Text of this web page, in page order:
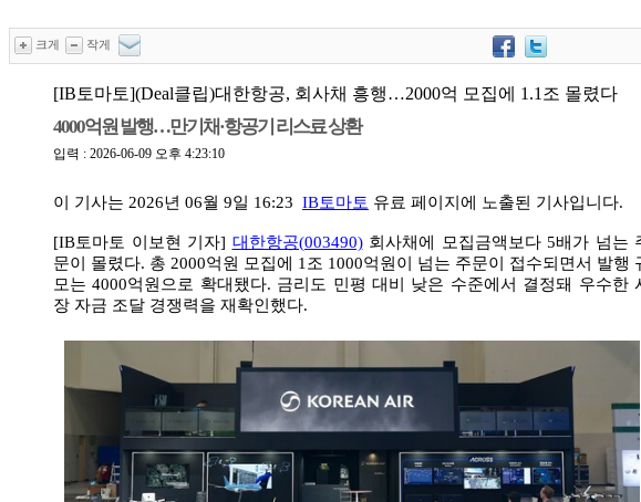
크게 작게
[IB토마토](Deal클립)대한항공, 회사채 흥행…2000억 모집에 1.1조 몰렸다
4000억원 발행…만기채·항공기 리스료 상환
입력 : 2026-06-09 오후 4:23:10
이 기사는 2026년 06월 9일 16:23 IB토마토 유료 페이지 에 노출된 기사입니다.
[IB토마토 이보현 기자] 대한항공(003490)회사채에 모집금액보다 5배가 넘는
문이 몰렸다. 총 2000억원 모집에 1조 1000억원이 넘는 주문이 접수되면서 발행
모는 4000억원으로 확대됐다. 금리도 민평 대비 낮은 수준에서 결정돼 우수한
장 자금 조달 경쟁력을 재확인했다.